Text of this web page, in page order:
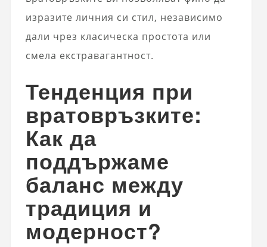
изразите личния си стил, независимо
дали чрез класическа простота или
смела екстравагантност.
Тенденция при
вратовръзките:
Как да
поддържаме
баланс между
традиция и
модерност?